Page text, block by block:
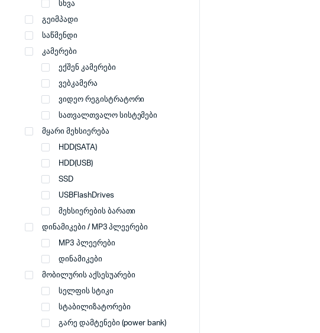
სხვა
გეიმპადი
საწმენდი
კამერები
ექშენ კამერები
ვებკამერა
ვიდეო რეგისტრატორი
სათვალთვალო სისტემები
მყარი მეხსიერება
HDD(SATA)
HDD(USB)
SSD
USBFlashDrives
მეხსიერების ბარათი
დინამიკები / MP3 პლეერები
MP3 პლეერები
დინამიკები
მობილურის აქსესუარები
სელფის სტიკი
სტაბილიზატორები
გარე დამტენები (power bank)